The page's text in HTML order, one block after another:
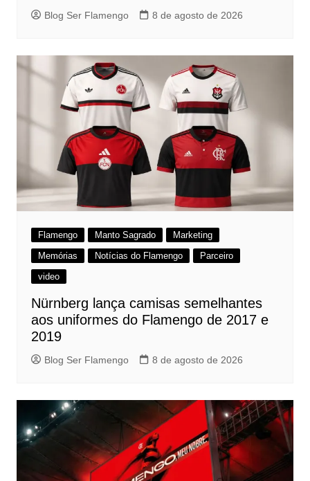
Blog Ser Flamengo 8 de agosto de 2026
Flamengo Manto Sagrado
Marketing
Memórias
Notícias do Flamengo
Parceiro
video
Nürnberg lança camisas semelhantes
aos uniformes do Flamengo de 2017 e
2019
Blog Ser Flamengo 8 de agosto de 2026